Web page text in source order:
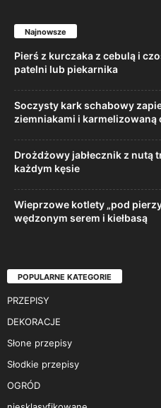
Najnowsze
Pierś z kurczaka z cebulą i
patelni lub piekarnika
Soczysty kark schabowy
ziemniakami i karmelizowaną
Drożdżowy jabłecznik z nutą
każdym kęsie
Wieprzowe kotlety „pod
wędzonym serem i kiełbasą
POPULARNE KATEGORIE
PRZEPISY
DEKORACJE
Słone przepisy
Słodkie przepisy
OGRÓD